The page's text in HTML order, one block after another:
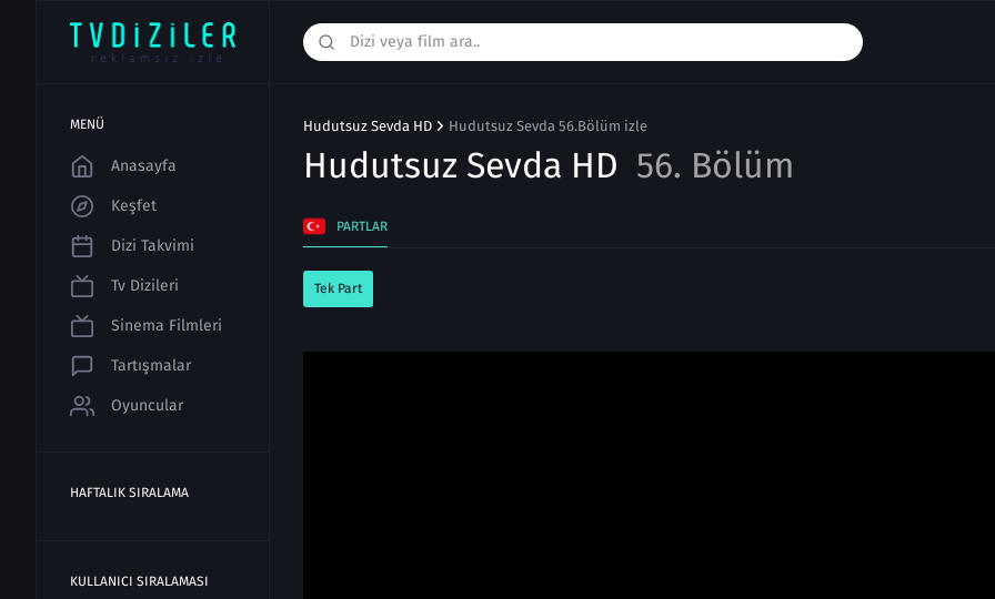
MENÜ
Anasayfa
Keşfet
Dizi Takvimi
Tv Dizileri
Sinema Filmleri
Tartışmalar
Oyuncular
HAFTALIK SIRALAMA
KULLANICI SIRALAMASI
Hudutsuz Sevda HD Hudutsuz Sevda 56.Bölüm izle
Hudutsuz Sevda HD 56. Bölüm
PARTLAR
Tek Part